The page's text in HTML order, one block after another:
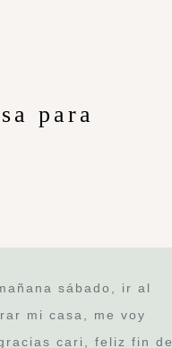
para
sábado, ir al
mi casa, me voy
cari, feliz fin de